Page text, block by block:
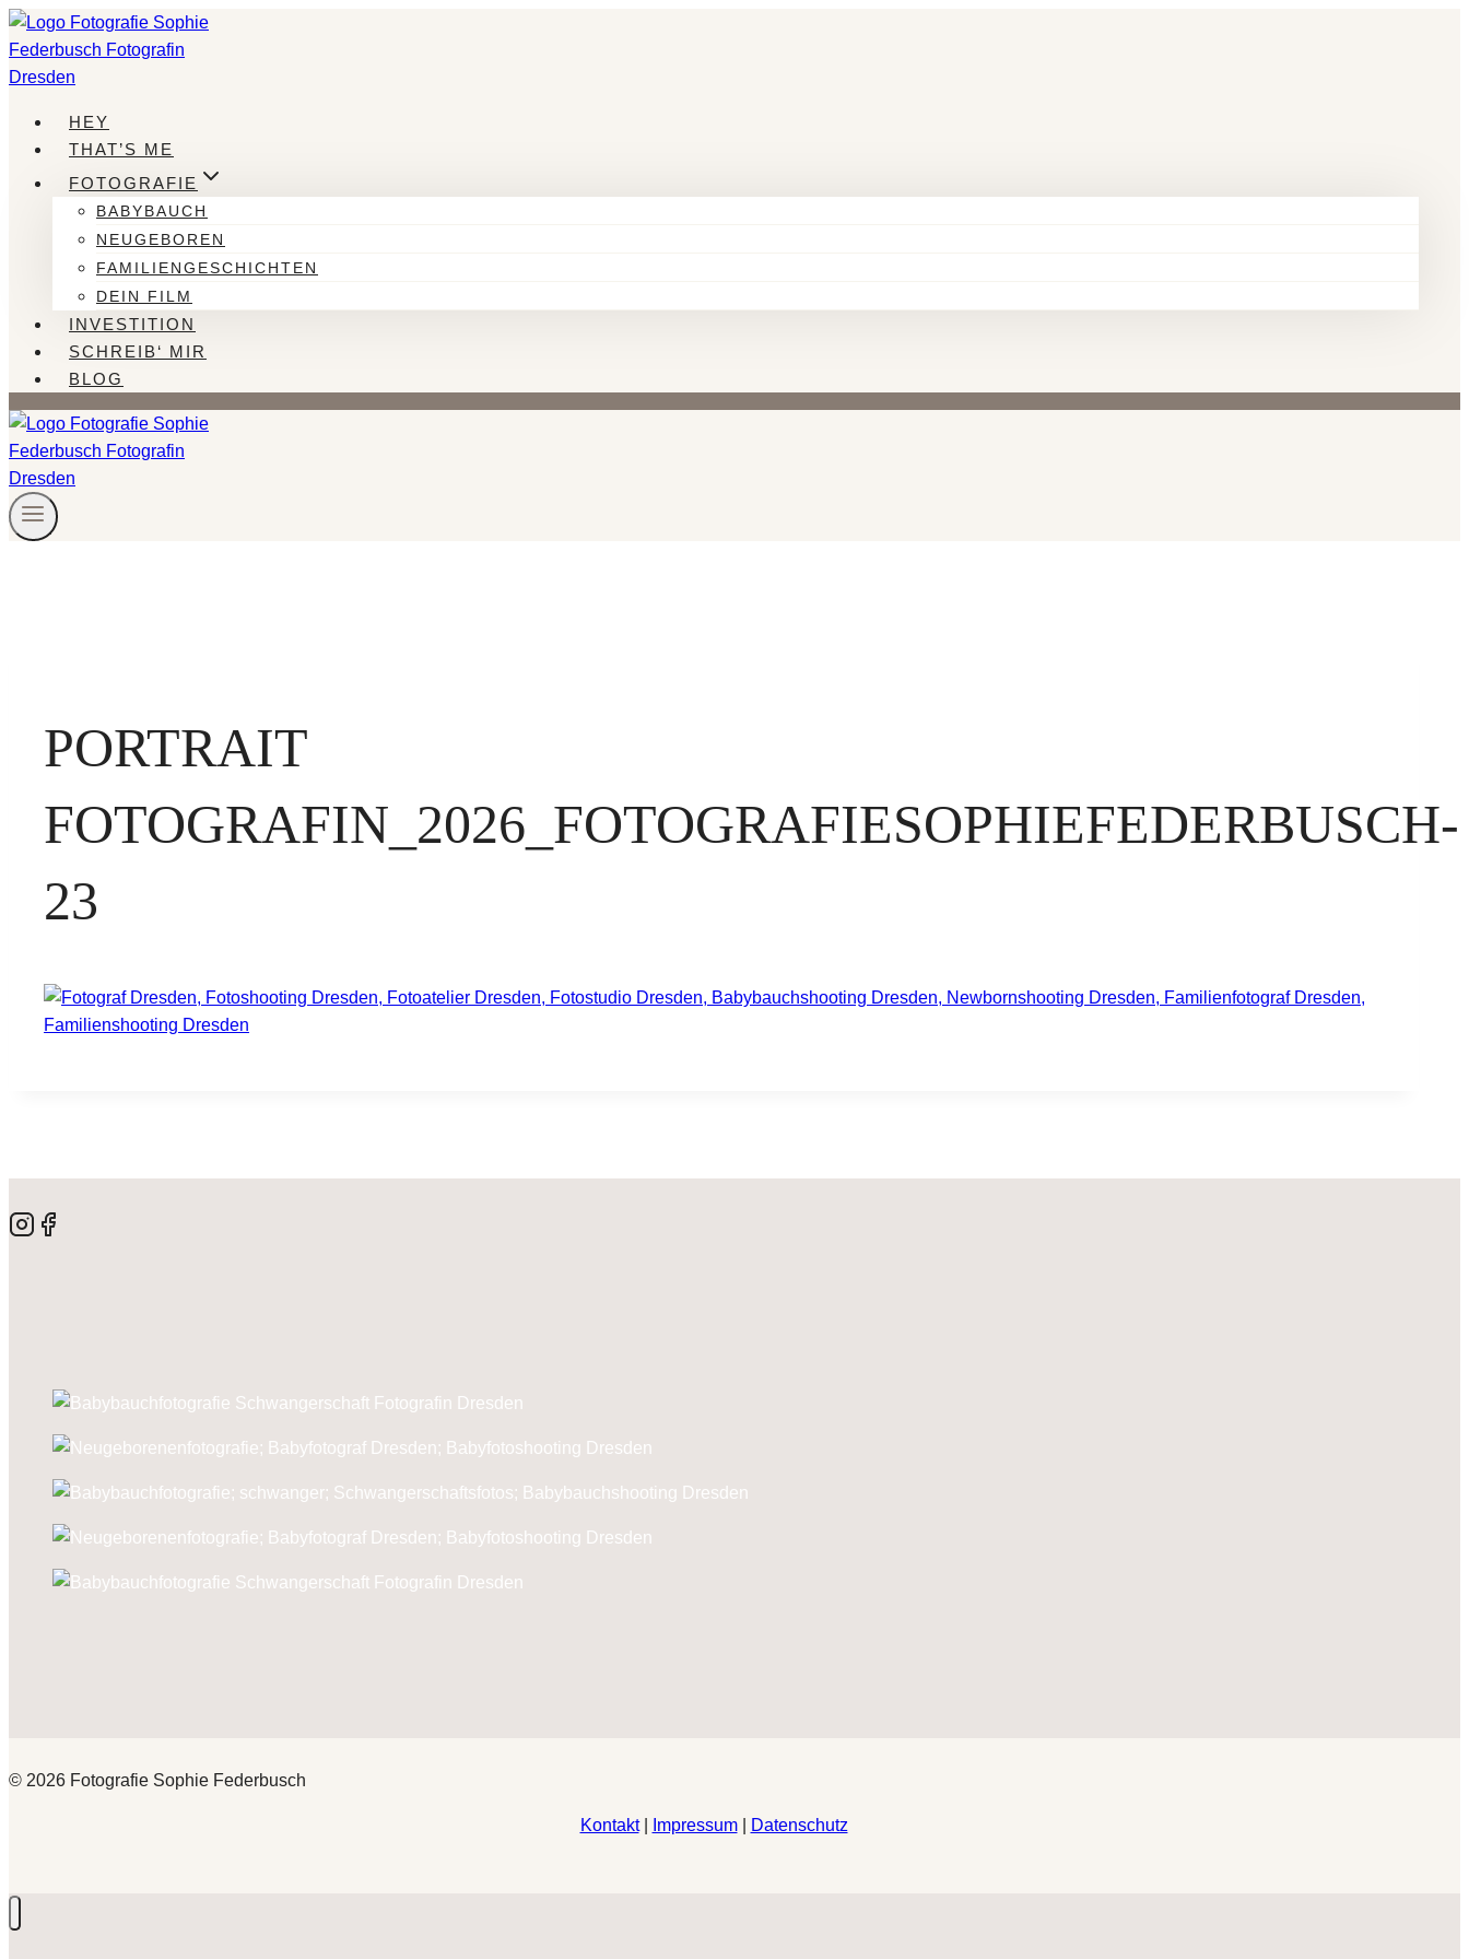
Zum
Inhalt
springen
HEY
THAT’S ME
FOTOGRAFIE
BABYBAUCH
NEUGEBOREN
FAMILIENGESCHICHTEN
DEIN FILM
INVESTITION
SCHREIB‘ MIR
BLOG
PORTRAIT
FOTOGRAFIN_2026_FOTOGRAFIESOPHIEFEDERBUSCH-
23
© 2026 Fotografie Sophie Federbusch
Kontakt| Impressum| Datenschutz